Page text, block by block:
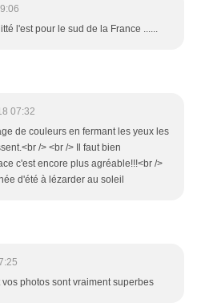
l'est pour le sud de la France ......
07:32
de couleurs en fermant les yeux les
/> <br /> Il faut bien
c'est encore plus agréable!!!<br />
d'été à lézarder au soleil
vos photos sont vraiment superbes